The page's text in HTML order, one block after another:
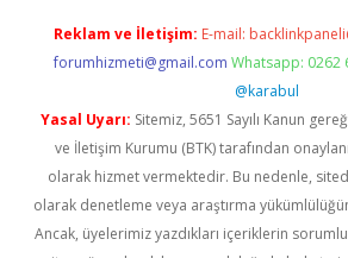
Reklam ve İletişim: E-mail:
forumhizmeti@gmail.com Whatsapp: 0262
@karabul
Yasal Uyarı: Sitemiz, 5651 Sayılı Kanun
ve İletişim Kurumu (BTK) tarafından
olarak hizmet vermektedir. Bu nedenle,
olarak denetleme veya araştırma
Ancak, üyelerimiz yazdıkları içeriklerin